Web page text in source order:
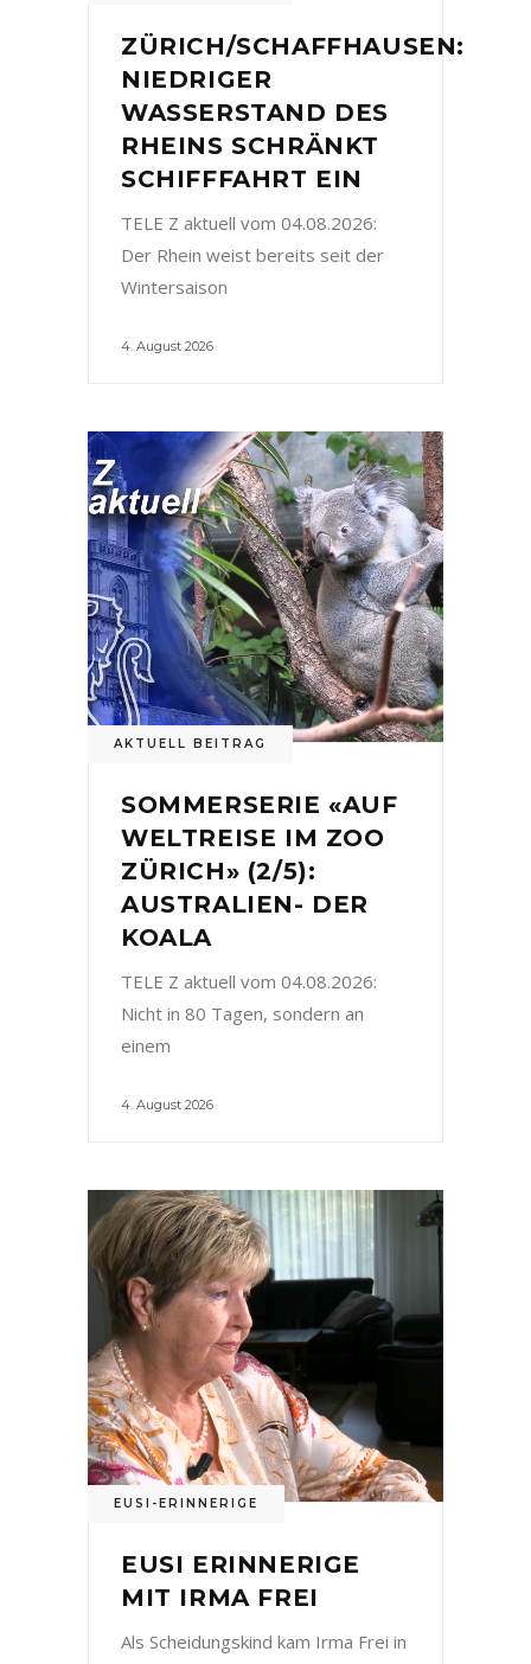
ZÜRICH/SCHAFFHAUSEN:
NIEDRIGER
WASSERSTAND DES
RHEINS SCHRÄNKT
SCHIFFFAHRT EIN
TELE Z aktuell vom 04.08.2026:
Der Rhein weist bereits seit der
Wintersaison
4. August 2026
AKTUELL BEITRAG
SOMMERSERIE «AUF
WELTREISE IM ZOO
ZÜRICH» (2/5):
AUSTRALIEN- DER
KOALA
TELE Z aktuell vom 04.08.2026:
Nicht in 80 Tagen, sondern an
einem
4. August 2026
EUSI-ERINNERIGE
EUSI ERINNERIGE
MIT IRMA FREI
Als Scheidungskind kam Irma Frei in